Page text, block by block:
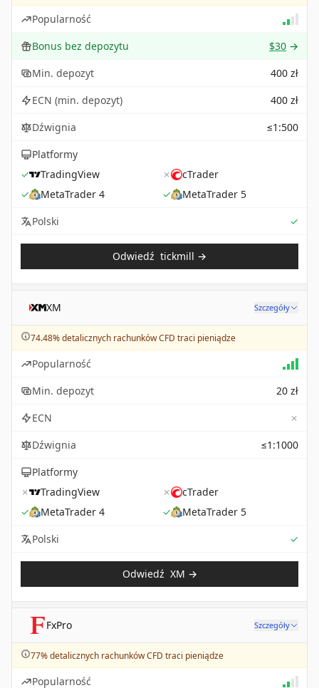
Popularność
Bonus bez depozytu
$30 →
Min. depozyt
400 zł
ECN (min. depozyt)
400 zł
Dźwignia
≤1:500
Platformy
✓
TradingView ✗
cTrader
✓
MetaTrader 4 ✓
MetaTrader 5
Polski
✓
Odwiedź tickmill →
XM Szczegóły
74.48% detalicznych rachunków CFD traci pieniądze
Popularność
Min. depozyt
20 zł
ECN
✗
Dźwignia
≤1:1000
Platformy
✗
TradingView ✗
cTrader
✓
MetaTrader 4 ✓
MetaTrader 5
Polski
✓
Odwiedź XM →
FxPro Szczegóły
77% detalicznych rachunków CFD traci pieniądze
Popularność